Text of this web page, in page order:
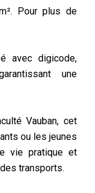
Pour plus de
avec digicode,
une
Vauban, cet
ou les jeunes
vie pratique et
transports.